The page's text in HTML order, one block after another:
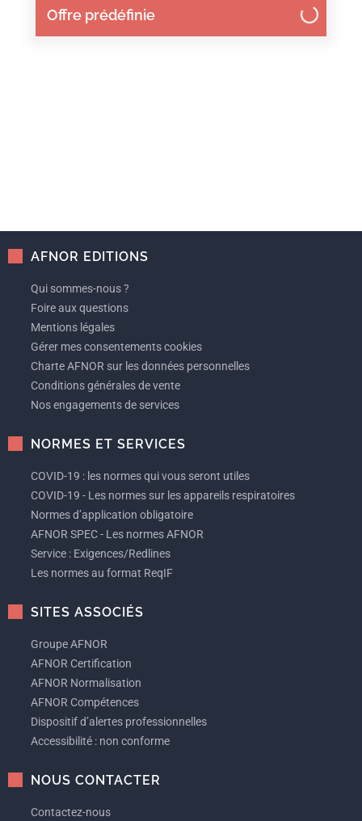
Offre prédéfinie
AFNOR EDITIONS
Qui sommes-nous ?
Foire aux questions
Mentions légales
Gérer mes consentements cookies
Charte AFNOR sur les données personnelles
Conditions générales de vente
Nos engagements de services
NORMES ET SERVICES
COVID-19 : les normes qui vous seront utiles
COVID-19 - Les normes sur les appareils respiratoires
Normes d’application obligatoire
AFNOR SPEC - Les normes AFNOR
Service : Exigences/Redlines
Les normes au format ReqIF
SITES ASSOCIÉS
Groupe AFNOR
AFNOR Certification
AFNOR Normalisation
AFNOR Compétences
Dispositif d’alertes professionnelles
Accessibilité : non conforme
NOUS CONTACTER
Contactez-nous